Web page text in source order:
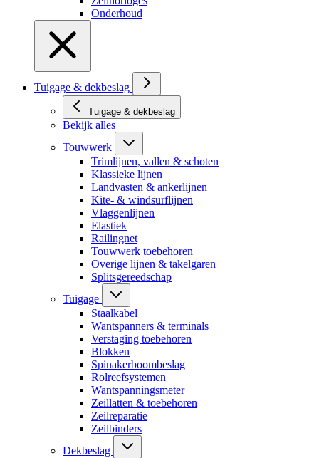
Onderhoud
Tuigage & dekbeslag
Tuigage & dekbeslag
Bekijk alles
Touwwerk
Trimlijnen, vallen & schoten
Klassieke lijnen
Landvasten & ankerlijnen
Kite- & windsurflijnen
Vlaggenlijnen
Elastiek
Railingnet
Touwwerk toebehoren
Overige lijnen & takelgaren
Splitsgereedschap
Tuigage
Staalkabel
Wantspanners & terminals
Verstaging toebehoren
Blokken
Spinakerboombeslag
Rolreefsystemen
Wantspanningsmeter
Zeillatten & toebehoren
Zeilreparatie
Zeilbinders
Dekbeslag